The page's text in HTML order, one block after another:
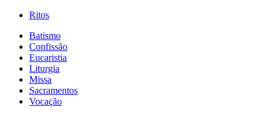
Ritos
Batismo
Confissão
Eucaristia
Liturgia
Missa
Sacramentos
Vocação